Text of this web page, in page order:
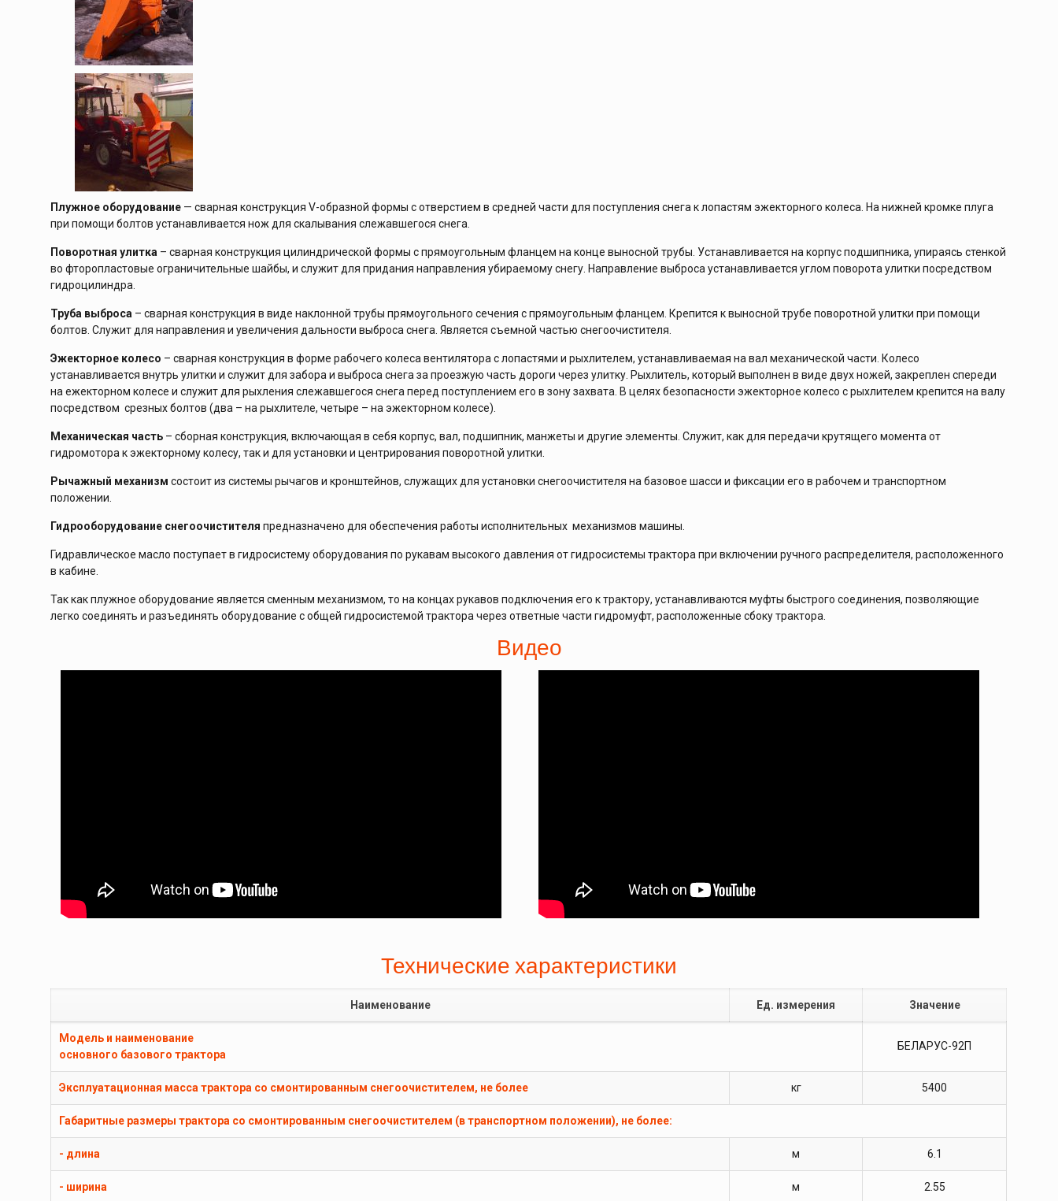
Плужное оборудование — сварная конструкция V-образной формы с отверстием в средней части для поступления снега к лопастям эжекторного колеса. На нижней кромке плуга
при помощи болтов устанавливается нож для скалывания слежавшегося снега.
Поворотная улитка – сварная конструкция цилиндрической формы с прямоугольным фланцем на конце выносной трубы. Устанавливается на корпус подшипника, упираясь стенкой
во фторопластовые ограничительные шайбы, и служит для придания направления убираемому снегу. Направление выброса устанавливается углом поворота улитки посредством
гидроцилиндра.
Труба выброса – сварная конструкция в виде наклонной трубы прямоугольного сечения с прямоугольным фланцем. Крепится к выносной трубе поворотной улитки при помощи
болтов. Служит для направления и увеличения дальности выброса снега. Является съемной частью снегоочистителя.
Эжекторное колесо – сварная конструкция в форме рабочего колеса вентилятора с лопастями и рыхлителем, устанавливаемая на вал механической части. Колесо
устанавливается внутрь улитки и служит для забора и выброса снега за проезжую часть дороги через улитку. Рыхлитель, который выполнен в виде двух ножей, закреплен спереди
на ежекторном колесе и служит для рыхления слежавшегося снега перед поступлением его в зону захвата. В целях безопасности эжекторное колесо с рыхлителем крепится на валу
посредством срезных болтов (два – на рыхлителе, четыре – на эжекторном колесе).
Механическая часть – сборная конструкция, включающая в себя корпус, вал, подшипник, манжеты и другие элементы. Служит, как для передачи крутящего момента от
гидромотора к эжекторному колесу, так и для установки и центрирования поворотной улитки.
Рычажный механизм состоит из системы рычагов и кронштейнов, служащих для установки снегоочистителя на базовое шасси и фиксации его в рабочем и транспортном
положении.
Гидрооборудование снегоочистителя предназначено для обеспечения работы исполнительных механизмов машины.
Гидравлическое масло поступает в гидросистему оборудования по рукавам высокого давления от гидросистемы трактора при включении ручного распределителя, расположенного
в кабине.
Так как плужное оборудование является сменным механизмом, то на концах рукавов подключения его к трактору, устанавливаются муфты быстрого соединения, позволяющие
легко соединять и разъединять оборудование с общей гидросистемой трактора через ответные части гидромуфт, расположенные сбоку трактора.
Видео
Технические характеристики
Наименование Ед. измерения Значение
Модель и наименование
основного базового трактора
БЕЛАРУС-92П
Эксплуатационная масса трактора со смонтированным снегоочистителем, не более кг 5400
Габаритные размеры трактора со смонтированным снегоочистителем (в транспортном положении), не более:
- длина м 6.1
- ширина м 2.55